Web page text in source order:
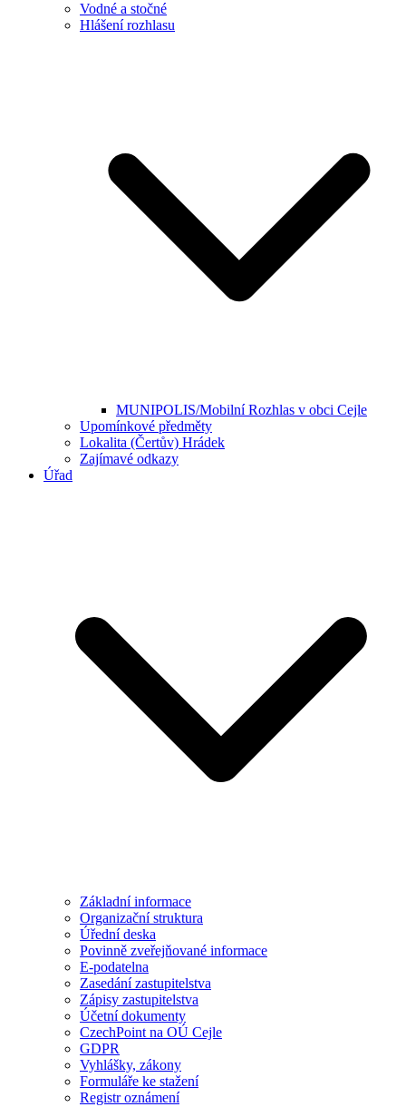
Vodné a stočné
Hlášení rozhlasu
MUNIPOLIS/Mobilní Rozhlas v obci Cejle
Upomínkové předměty
Lokalita (Čertův) Hrádek
Zajímavé odkazy
Úřad
Základní informace
Organizační struktura
Úřední deska
Povinně zveřejňované informace
E-podatelna
Zasedání zastupitelstva
Zápisy zastupitelstva
Účetní dokumenty
CzechPoint na OÚ Cejle
GDPR
Vyhlášky, zákony
Formuláře ke stažení
Registr oznámení